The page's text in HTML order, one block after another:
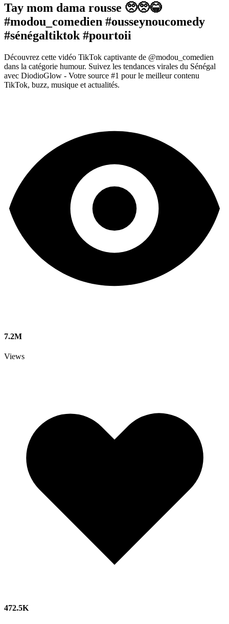
Tay mom dama rousse 🥺🥺😂
#modou_comedien #ousseynoucomedy
#sénégaltiktok #pourtoii
Découvrez cette vidéo TikTok captivante de @modou_comedien
dans la catégorie humour. Suivez les tendances virales du Sénégal
avec DiodioGlow - Votre source #1 pour le meilleur contenu
TikTok, buzz, musique et actualités.
7.2M
Views
472.5K